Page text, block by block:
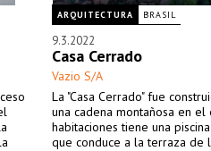
ARQUITECTURA BRASIL
9.3.2022
Casa Cerrado
Vazio S/A
La "Casa Cerrado" fue
una cadena montañosa en el
habitaciones tiene una
que conduce a la terraza de